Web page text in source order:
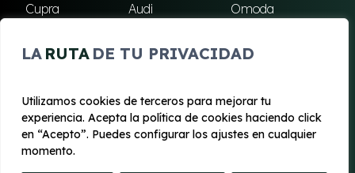
LA RUTA DE TU PRIVACIDAD
Utilizamos cookies de terceros para mejorar tu
experiencia. Acepta la política de cookies haciendo click
en “Acepto”. Puedes configurar los ajustes en cualquier
momento.
Cupra
Audi
Omoda
Skoda
Ford Todas las marcas
© 2020 - 2026 Renting Mallorca
Aviso legal y Privacidad